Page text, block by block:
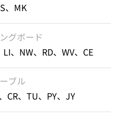
、MK
グボード
、NW、RD、WV、CE
ブル
CR、TU、PY、JY